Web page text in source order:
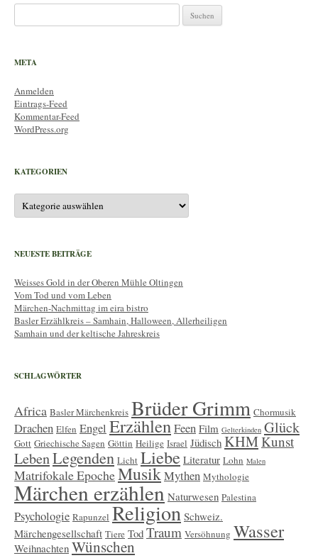
nach:
META
Anmelden
Eintrags-Feed
Kommentar-Feed
WordPress.org
KATEGORIEN
Kategorien
NEUESTE BEITRÄGE
Weisses Gold in der Oberen Mühle Oltingen
Vom Tod und vom Leben
Märchen-Nachmittag im eira bistro
Basler Erzählkreis – Samhain, Halloween, Allerheiligen
Samhain und der keltische Jahreskreis
SCHLAGWÖRTER
Africa Basler Märchenkreis Brüder Grimm Chormusik
Drachen Elfen Engel ErzählenFeen Film Gelterkinden Glück
Gott Griechische Sagen Göttin Heilige Israel Jüdisch KHMKunst
LebenLegenden Licht Liebe Literatur Lohn Malen
Matrifokale EpocheMusikMythen Mythologie
Märchen erzählen Naturwesen Palestina
Psychologie Rapunzel Religion Schweiz.
Märchengesellschaft Tiere Tod Traum Versöhnung Wasser
Weihnachten Wünschen